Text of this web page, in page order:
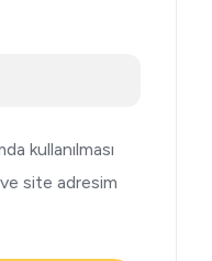
kullanılması
site adresim